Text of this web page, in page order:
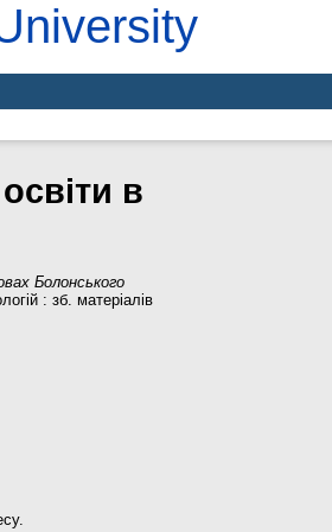
в
Болонського
: зб. матеріалів